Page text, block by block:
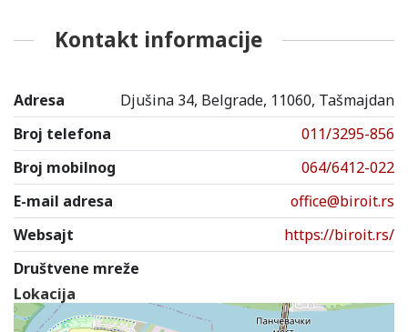
Kontakt informacije
Adresa
Djušina 34, Belgrade, 11060, Tašmajdan
Broj telefona
011/3295-856
Broj mobilnog
064/6412-022
E-mail adresa
office@biroit.rs
Websajt
https://biroit.rs/
Društvene mreže
Lokacija